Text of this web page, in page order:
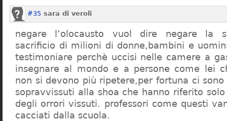
#35 sara di veroli
negare l’olocausto vuol dire negare la
sacrificio di milioni di donne,bambini e
testimoniare perchè uccisi nelle camere a
insegnare al mondo e a persone come lei
non si devono più ripetere,per fortuna ci
sopravvissuti alla shoa che hanno riferito
degli orrori vissuti. professori come questi
cacciati dalla scuola.